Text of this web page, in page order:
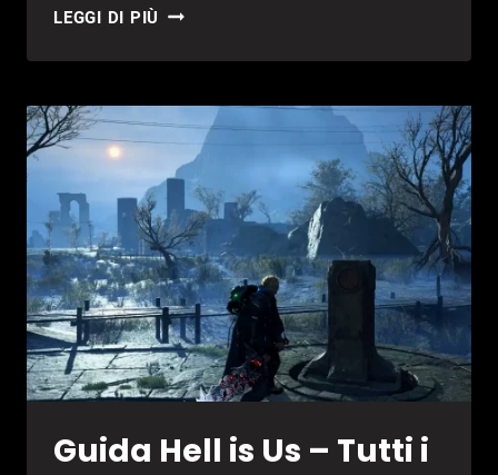
LEGGI DI PIÙ GUIDA
IS
–
CIMELI
PERDUTI
(OGGETTI
SMARRITI)
Guida Hell is Us – Tutti i